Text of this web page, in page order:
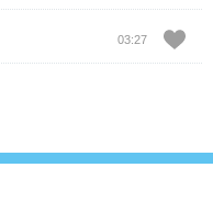
03:27